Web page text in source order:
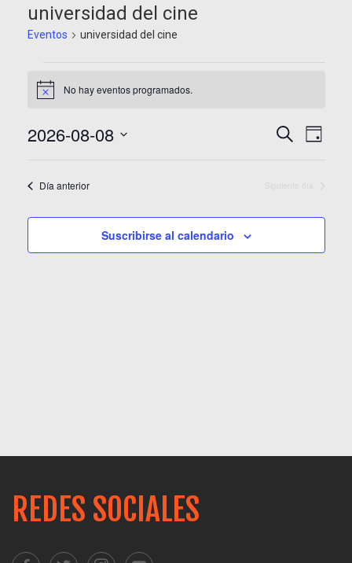
universidad del cine
Eventos universidad del cine
Eventos
en
8
2026
Aviso No hay eventos programados.
y
Buscar
Día
2026-08-08
fecha.
Día anterior
Suscribirse al calendario
REDES SOCIALES